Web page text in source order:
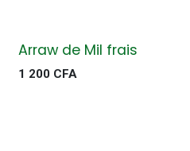
Arraw de Mil frais
1 200 CFA